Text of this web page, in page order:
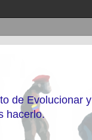
de Evolucionar y
hacerlo.